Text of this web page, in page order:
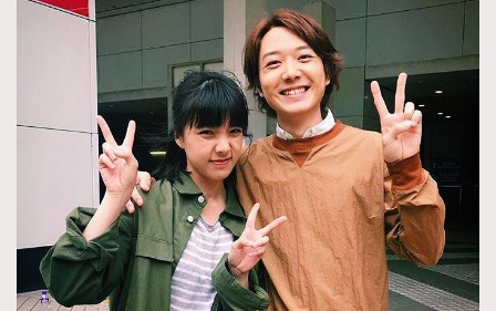
TRENDING
AFrenchMind
DressLikeAParisienne